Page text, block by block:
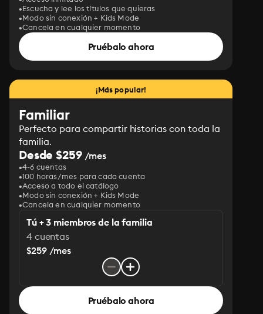
Escucha y lee los títulos que quieras
Modo sin conexión + Kids Mode
Cancela en cualquier momento
Pruébalo ahora
¡Más popular!
Familiar
Perfecto para compartir historias con toda la
familia.
Desde $259/mes
4-6 cuentas
100 horas/mes para cada cuenta
Acceso a todo el catálogo
Modo sin conexión + Kids Mode
Cancela en cualquier momento
Tú + 3 miembros de la familia
4 cuentas
$259 /mes
Pruébalo ahora